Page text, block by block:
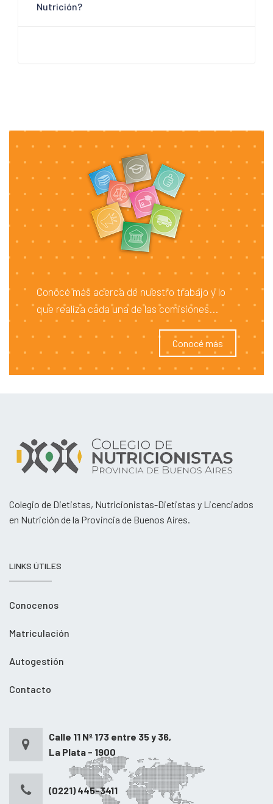
Nutrición?
Conocé más acerca de nuestro trabajo y lo
que realiza cada una de las comisiones...
Conocé más
Colegio de Dietistas, Nutricionistas-Dietistas y Licenciados
en Nutrición de la Provincia de Buenos Aires.
LINKS ÚTILES
Conocenos
Matriculación
Autogestión
Contacto
Calle 11 Nº 173 entre 35 y 36,
La Plata - 1900
(0221) 445-3411